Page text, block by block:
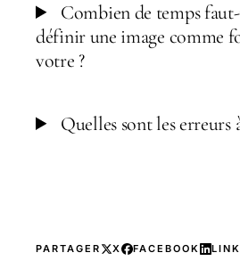
Combien de temps
définir une image comme
votre ?
Quelles sont les erreurs
PARTAGER X FACEBOOK